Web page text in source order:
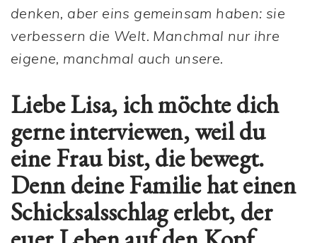
denken, aber eins gemeinsam haben: sie
verbessern die Welt. Manchmal nur ihre
eigene, manchmal auch unsere.
Liebe Lisa, ich möchte dich
gerne interviewen, weil du
eine Frau bist, die bewegt.
Denn deine Familie hat einen
Schicksalsschlag erlebt, der